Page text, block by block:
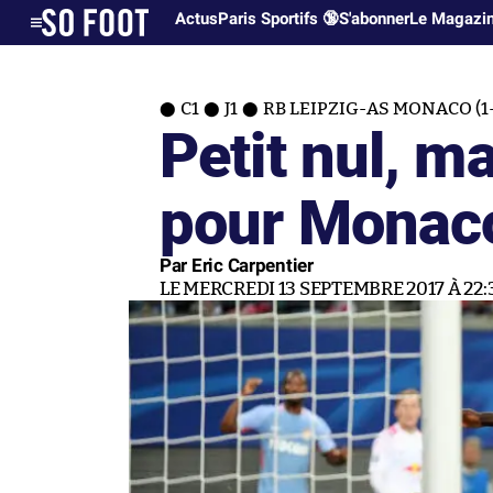
ActusParis Sportifs 🔞S'abonnerLe
C1 J1 RB LEIPZIG-AS MONACO
Petit nul,
pour
Par Eric Carpentier
LE MERCREDI 13 SEPTEMBRE 2017 À